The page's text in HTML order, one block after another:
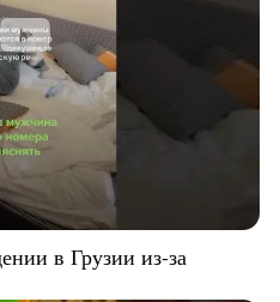
в Грузии из-за